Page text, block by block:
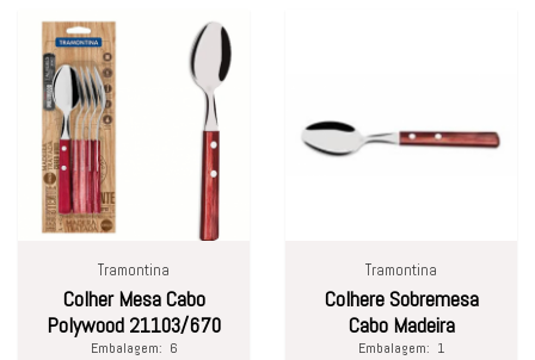
Tramontina
Colher Mesa Cabo
Polywood 21103/670
Embalagem: 6
Tramontina
Colhere Sobremesa
Cabo Madeira
Embalagem: 1